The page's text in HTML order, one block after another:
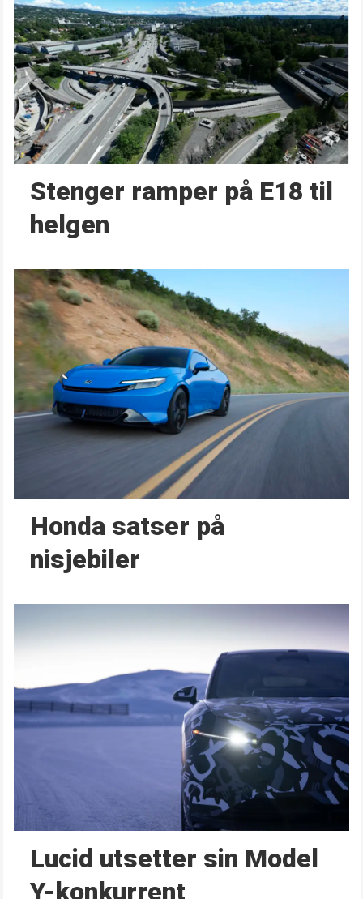
Stenger ramper på E18 til
helgen
Honda satser på
nisjebiler
Lucid utsetter sin Model
Y-konkurrent